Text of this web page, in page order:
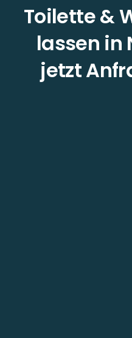
Toilette &
lassen in
jetzt